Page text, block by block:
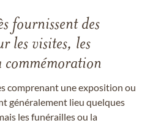
fournissent des
les visites, les
commémoration
comprenant une exposition ou
généralement lieu quelques
les funérailles ou la